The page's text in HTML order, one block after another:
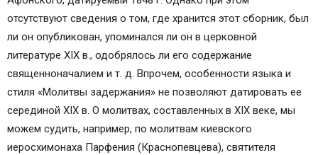
отсутствуют сведения о том, где хранится этот сборник, был
ли он опубликован, упоминался ли он в церковной
литературе XIX в., одобрялось ли его содержание
священноначалием и т. д. Впрочем, особенности языка и
стиля «Молитвы задержания» не позволяют датировать ее
серединой XIX в. О молитвах, составленных в XIX веке, мы
можем судить, например, по молитвам киевского
иеросхимонаха Парфения (Краснопевцева), святителя